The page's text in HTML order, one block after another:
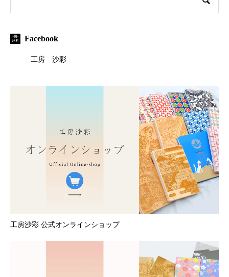
Facebook
工房 沙彩
工房沙彩 公式オンラインショップ